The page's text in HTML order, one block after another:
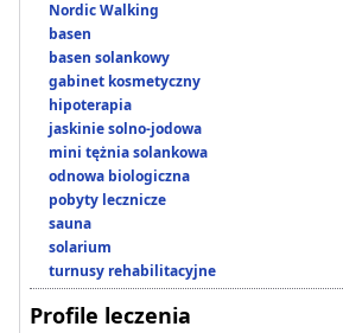
Nordic Walking
basen
basen solankowy
gabinet kosmetyczny
hipoterapia
jaskinie solno-jodowa
mini tężnia solankowa
odnowa biologiczna
pobyty lecznicze
sauna
solarium
turnusy rehabilitacyjne
Profile leczenia